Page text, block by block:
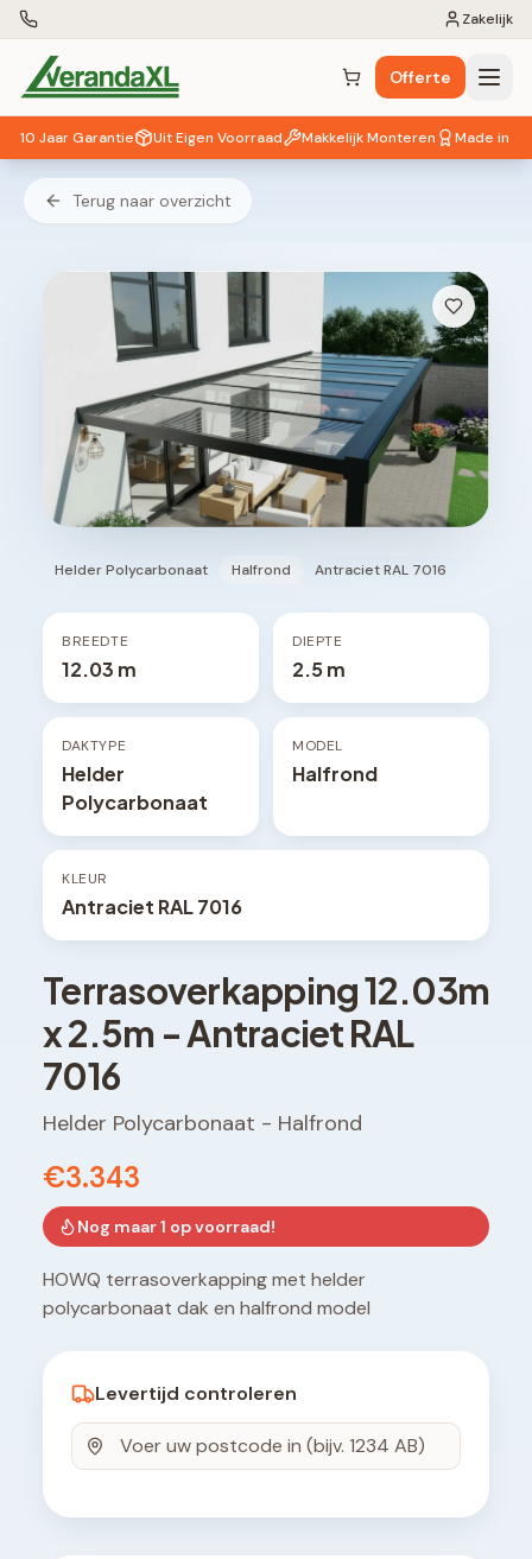
Zakelijk
Winkelwagen ( 0 items)
Offerte
10 Jaar Garantie Uit Eigen Voorraad Makkelijk Monteren Made in EU
Terug naar overzicht
Helder Polycarbonaat Halfrond Antraciet RAL 7016
BREEDTE
12.03 m
DIEPTE
2.5 m
DAKTYPE
Helder
Polycarbonaat
MODEL
Halfrond
KLEUR
Antraciet RAL 7016
Terrasoverkapping12.03m
x2.5m -Antraciet RAL
7016
Helder Polycarbonaat - Halfrond
€3.343
Nog maar1 op voorraad!
HOWQ terrasoverkapping met helder
polycarbonaat dak en halfrond model
Levertijd controleren